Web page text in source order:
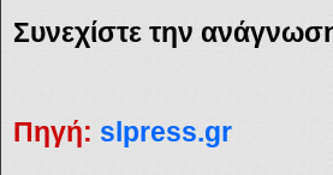
Συνεχίστε την
Πηγή: slpress.gr